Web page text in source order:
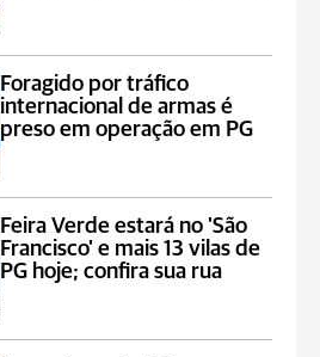
Foragido por tráfico
internacional de armas é
preso em operação em PG
Feira Verde estará no 'São
Francisco' e mais 13 vilas de
PG hoje; confira sua rua